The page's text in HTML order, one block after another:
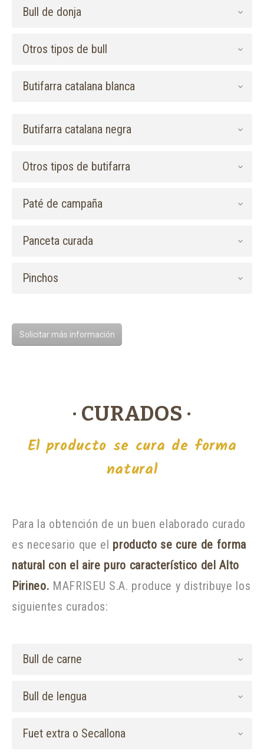
Bull de donja
Otros tipos de bull
Butifarra catalana blanca
Butifarra catalana negra
Otros tipos de butifarra
Paté de campaña
Panceta curada
Pinchos
Solicitar más información
· CURADOS ·
El producto se cura de forma
natural
Para la obtención de un buen elaborado curado
es necesario que el producto se cure de forma
natural con el aire puro característico del Alto
Pirineo. MAFRISEU S.A. produce y distribuye los
siguientes curados:
Bull de carne
Bull de lengua
Fuet extra o Secallona